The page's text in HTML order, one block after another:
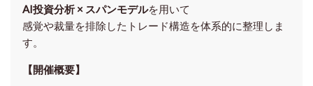
AI投資分析 × スパンモデルを用いて
感覚や裁量を排除したトレード構造を体系的に整理しま
す。
【開催概要】